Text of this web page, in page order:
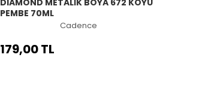
PEMBE 70ML
Cadence
179,00 TL